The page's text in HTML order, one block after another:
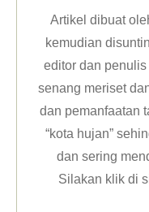
Artikel dibuat
kemudian
editor dan
senang meriset
dan pemanfaatan
“kota hujan”
dan sering
Silakan klikdi